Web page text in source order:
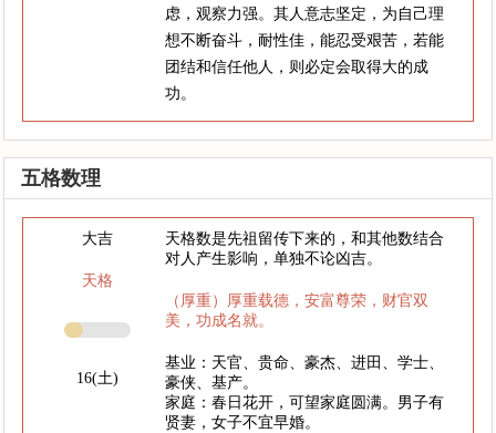
虑，观察力强。其人意志坚定，为自己理
想不断奋斗，耐性佳，能忍受艰苦，若能
团结和信任他人，则必定会取得大的成
功。
五格数理
大吉
天格
16(土)
天格数是先祖留传下来的，和其他数结合
对人产生影响，单独不论凶吉。
（厚重）厚重载德，安富尊荣，财官双
美，功成名就。
基业：天官、贵命、豪杰、进田、学士、
豪侠、基产。
家庭：春日花开，可望家庭圆满。男子有
贤妻，女子不宜早婚。